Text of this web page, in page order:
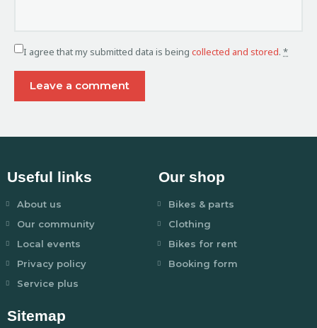
I agree that my submitted data is being collected and stored. *
Useful links
About us
Our community
Local events
Privacy policy
Service plus
Our shop
Bikes & parts
Clothing
Bikes for rent
Booking form
Sitemap